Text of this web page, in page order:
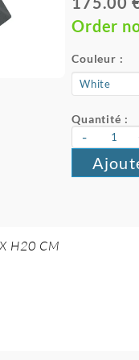
Order
Couleur :
Quantité :
-
H20 CM